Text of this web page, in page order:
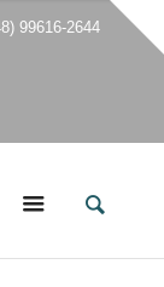
99616-2644